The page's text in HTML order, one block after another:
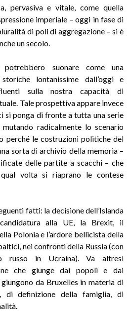
pervasiva e vitale, come quella
imperiale – oggi in fase di
di poli di aggregazione – si è
un secolo.
potrebbero suonare come una
lontanissime dall’oggi e
sulla nostra capacità di
Tale prospettiva appare invece
si ponga di fronte a tutta una serie
radicalmente lo scenario
perché le costruzioni politiche del
sorta di archivio della memoria –
delle partite a scacchi – che
volta si riaprano le contese
fatti: la decisione dell’Islanda
alla UE, la Brexit, il
Polonia e l’ardore bellicista della
nei confronti della Russia (con
russo in Ucraina). Va altresì
che giunge dai popoli e dai
da Bruxelles in materia di
di definizione della famiglia, di